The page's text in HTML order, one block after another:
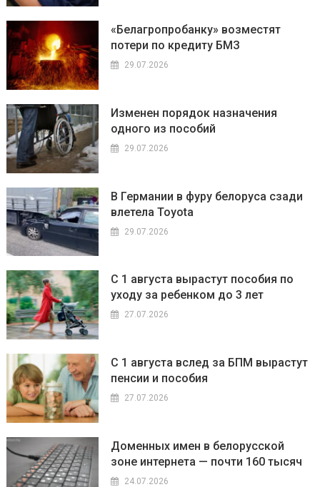
«Белагропробанку» возместят
потери по кредиту БМЗ
29.07.2026
Изменен порядок назначения
одного из пособий
29.07.2026
В Германии в фуру белоруса сзади
влетела Toyota
29.07.2026
С 1 августа вырастут пособия по
уходу за ребенком до 3 лет
27.07.2026
С 1 августа вслед за БПМ вырастут
пенсии и пособия
27.07.2026
Доменных имен в белорусской
зоне интернета — почти 160 тысяч
24.07.2026